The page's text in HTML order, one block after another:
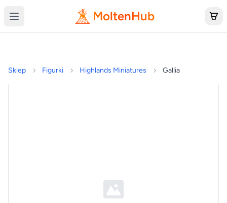
MoltenHub
Sklep Figurki Highlands Miniatures Gallia